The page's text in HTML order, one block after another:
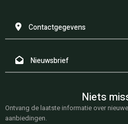
Contactgegevens
Nieuwsbrief
Niets
Ontvang de laatste informatie over
aanbiedingen.